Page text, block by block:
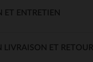
ENTRETIEN
LIVRAISON ET RETOUR